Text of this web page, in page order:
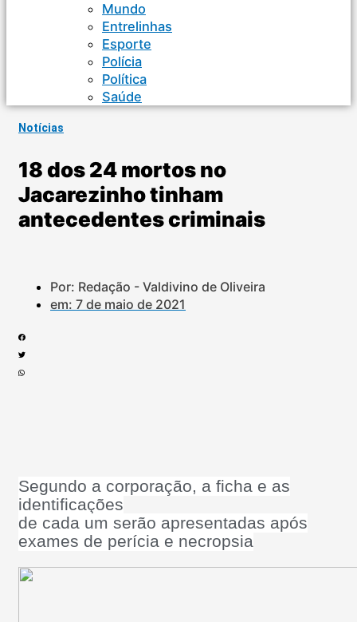
Mundo
Entrelinhas
Esporte
Polícia
Política
Saúde
Notícias
18 dos 24 mortos no
Jacarezinho tinham
antecedentes criminais
Por: Redação - Valdivino de Oliveira
em: 7 de maio de 2021
Segundo a corporação, a ficha e as
identificações
de cada um serão apresentadas após
exames de perícia e necropsia